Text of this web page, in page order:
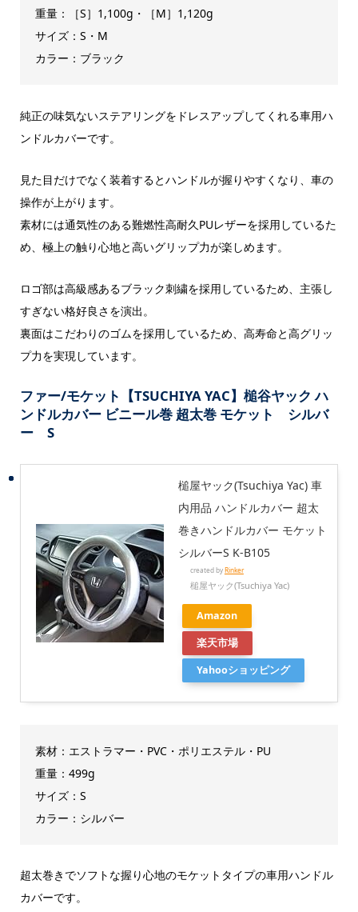
重量：［S］1,100g・［M］1,120g
サイズ：S・M
カラー：ブラック
純正の味気ないステアリングをドレスアップしてくれる車用ハ
ンドルカバーです。
見た目だけでなく装着するとハンドルが握りやすくなり、車の
操作が上がります。
素材には通気性のある難燃性高耐久PUレザーを採用しているた
め、極上の触り心地と高いグリップ力が楽しめます。
ロゴ部は高級感あるブラック刺繍を採用しているため、主張し
すぎない格好良さを演出。
裏面はこだわりのゴムを採用しているため、高寿命と高グリッ
プ力を実現しています。
ファー/モケット【TSUCHIYA YAC】槌谷ヤック ハ
ンドルカバー ビニール巻 超太巻 モケット シルバ
ー S
槌屋ヤック(Tsuchiya Yac) 車
内用品 ハンドルカバー 超太
巻きハンドルカバー モケット
シルバーS K-B105
created byRinker
槌屋ヤック(Tsuchiya Yac)
Amazon
楽天市場
Yahooショッピング
素材：エストラマー・PVC・ポリエステル・PU
重量：499g
サイズ：S
カラー：シルバー
超太巻きでソフトな握り心地のモケットタイプの車用ハンドル
カバーです。